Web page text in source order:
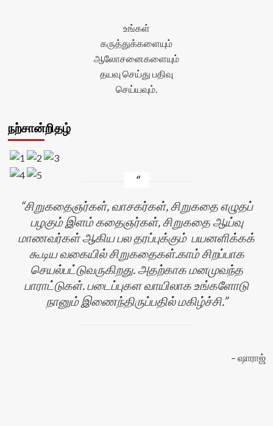
உங்கள்
கருத்துக்களையும்
ஆலோசனைகளையும்
தயவு செய்து பதிவு
செய்யவும்.
நற்சான்றிதழ்
சிறுகதைஞர்கள், வாசகர்கள், சிறுகதை எழுதப்
பழகும் இளம் கதைஞர்கள், சிறுகதை ஆய்வு
மாணவர்கள் ஆகிய பல தரப்புக்கும் பயனளிக்கக்
கூடிய வகையில் சிறுகதைகள்.காம் சிறப்பாக
செயல்பட்டுவருகிறது. அதற்காக மனமுவந்த
பாராட்டுகள். படைப்புகள வாயிலாக உங்களோடு
நானும் இணைந்திருப்பதில் மகிழ்ச்சி.
ஷாராஜ்